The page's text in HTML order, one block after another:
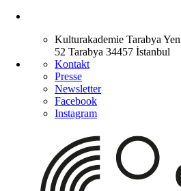
Kulturakademie Tarabya
52 Tarabya 34457 İstanbul
Kontakt
Presse
Newsletter
Facebook
Instagram